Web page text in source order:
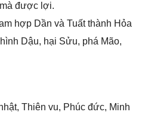
được lợi.
hợp Dần và Tuất thành Hỏa
Dậu, hại Sửu, phá Mão,
Thiên vu, Phúc đức, Minh